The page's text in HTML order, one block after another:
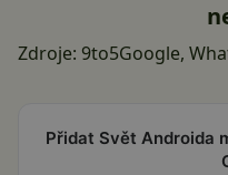
Zdroje: 9to5Google,
Přidat Svět Androida